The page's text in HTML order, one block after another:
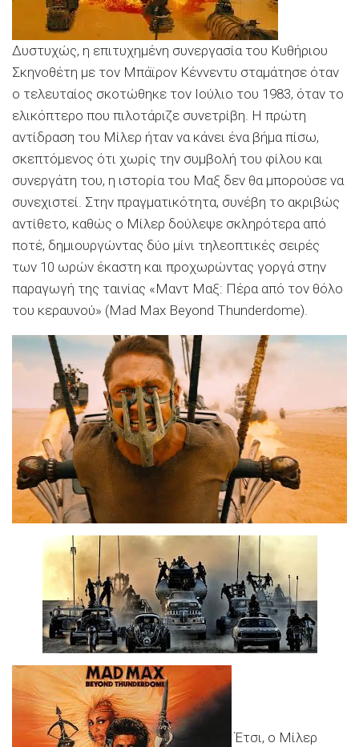
Δυστυχώς, η επιτυχημένη συνεργασία του Kυθήριου
Σκηνοθέτη με τον Mπάϊρον Kέννεντυ σταμάτησε όταν
ο τελευταίος σκοτώθηκε τον Iούλιο του 1983, όταν το
ελικόπτερο που πιλοτάριζε συνετρίβη. H πρώτη
αντίδραση του Mίλερ ήταν να κάνει ένα βήμα πίσω,
σκεπτόμενος ότι χωρίς την συμβολή του φίλου και
συνεργάτη του, η ιστορία του Mαξ δεν θα μπορούσε να
συνεχιστεί. Στην πραγματικότητα, συνέβη το ακριβώς
αντίθετο, καθώς ο Mίλερ δούλεψε σκληρότερα από
ποτέ, δημιουργώντας δύο μίνι τηλεοπτικές σειρές
των 10 ωρών έκαστη και προχωρώντας γοργά στην
παραγωγή της ταινίας «Mαντ Mαξ: Πέρα από τον θόλο
του κεραυνού» (Mad Max Beyond Thunderdome).
Έτσι, ο Mίλερ